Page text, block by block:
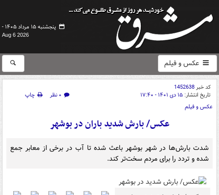
پنجشنبه ۱۵ مرداد ۱۴۰۵ -
Aug 6 2026
عکس و فیلم
کد خبر1452638
تاریخ انتشار: ۱۵ دی ۱۴۰۱ - ۱۷:۴۰ ۰ نظر
چاپ
عکس و فیلم
عکس/ بارش شدید باران در بوشهر
شدت بارش‌ها در شهر بوشهر باعث شده تا آب در برخی از معابر جمع
شده و تردد را برای مردم سخت‌تر کند.